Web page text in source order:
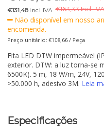
€131,48 Incl. IVA €163,33 Incl.
Não disponível em nosso
encomenda.
Preço unitário: €108,66 / Peça
Fita LED DTW impermeável
exterior. DTW: a luz torna-se
6500K). 5 m, 18 W/m, 24V,
>50.000 h, adesivo 3M. Leia
Especificações